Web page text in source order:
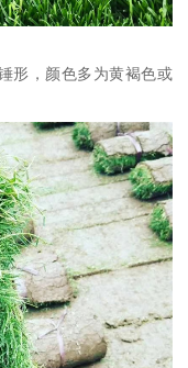
形，颜色多为黄褐色或